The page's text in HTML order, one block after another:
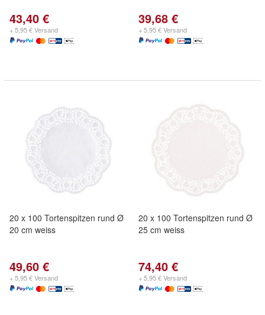
43,40 €
+ 5,95 € Versand
39,68 €
+ 5,95 € Versand
20 x 100 Tortenspitzen rund Ø
20 cm weiss
49,60 €
+ 5,95 € Versand
20 x 100 Tortenspitzen rund Ø
25 cm weiss
74,40 €
+ 5,95 € Versand